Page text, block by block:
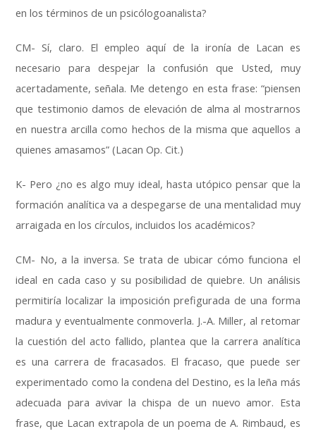
en los términos de un psicólogoanalista?
CM- Sí, claro. El empleo aquí de la ironía de Lacan es
necesario para despejar la confusión que Usted, muy
acertadamente, señala. Me detengo en esta frase: “piensen
que testimonio damos de elevación de alma al mostrarnos
en nuestra arcilla como hechos de la misma que aquellos a
quienes amasamos” (Lacan Op. Cit.)
K- Pero ¿no es algo muy ideal, hasta utópico pensar que la
formación analítica va a despegarse de una mentalidad muy
arraigada en los círculos, incluidos los académicos?
CM- No, a la inversa. Se trata de ubicar cómo funciona el
ideal en cada caso y su posibilidad de quiebre. Un análisis
permitiría localizar la imposición prefigurada de una forma
madura y eventualmente conmoverla. J.-A. Miller, al retomar
la cuestión del acto fallido, plantea que la carrera analítica
es una carrera de fracasados. El fracaso, que puede ser
experimentado como la condena del Destino, es la leña más
adecuada para avivar la chispa de un nuevo amor. Esta
frase, que Lacan extrapola de un poema de A. Rimbaud, es